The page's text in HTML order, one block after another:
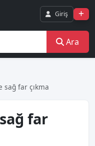
Giriş
Ara
sağ far çıkma
far